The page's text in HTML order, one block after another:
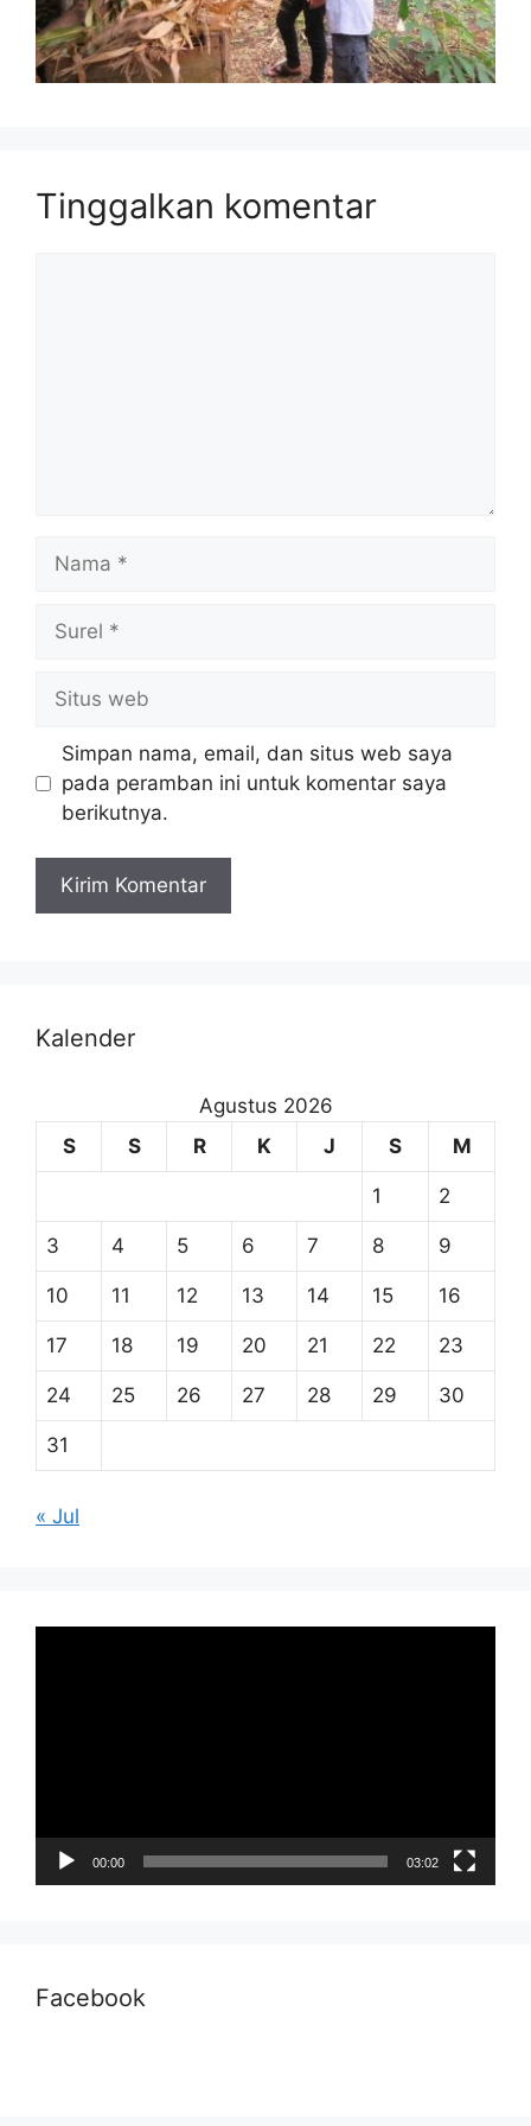
Tinggalkan komentar
Simpan nama, email, dan situs web saya
pada peramban ini untuk komentar saya
berikutnya.
Kalender
Agustus 2026
S
S R K J S M
1 2
3 4 5 6 7 8 9
10 11 12 13 14 15 16
17 18 19 20 21 22 23
24 25 26 27 28 29 30
31
« Jul
00:00 03:02
Facebook